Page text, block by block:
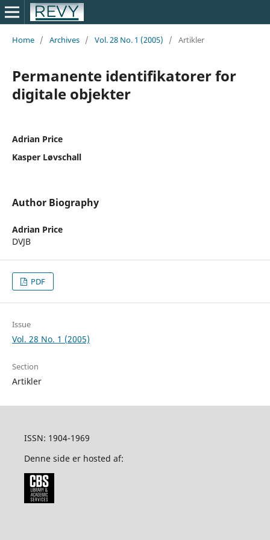
Home / Archives / Vol. 28 No. 1 (2005) / Artikler
Permanente identifikatorer for
digitale objekter
Adrian Price
Kasper Løvschall
Author Biography
Adrian Price
DVJB
PDF
Issue
Vol. 28 No. 1 (2005)
Section
Artikler
ISSN: 1904-1969
Denne side er hosted af: